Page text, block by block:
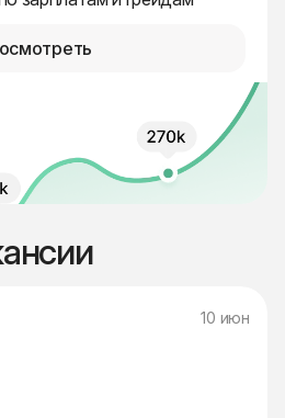
10 июн